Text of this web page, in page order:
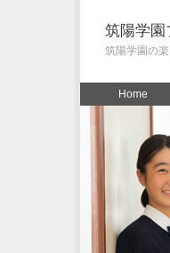
筑陽学園
筑陽学園の
Home